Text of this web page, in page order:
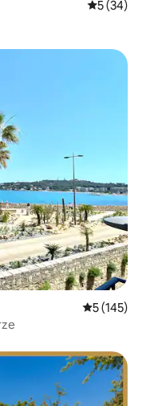
Średnia
5 (34)
Średnia
5 (145)